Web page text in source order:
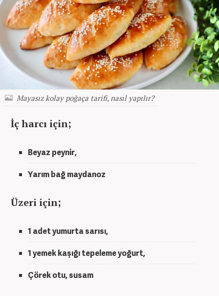
Mayasız kolay poğaça tarifi, nasıl yapılır?
İç harcı için;
Beyaz peynir,
Yarım bağ maydanoz
Üzeri için;
1 adet yumurta sarısı,
1 yemek kaşığı tepeleme yoğurt,
Çörek otu, susam